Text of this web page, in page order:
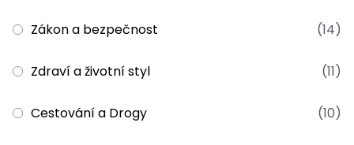
Zákon a bezpečnost (14)
Zdraví a životní styl (11)
Cestování a Drogy (10)